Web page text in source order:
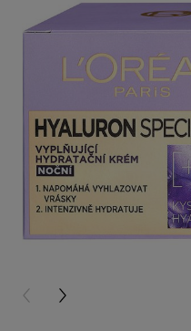
PREVIOUS CARD
NEXT CARD